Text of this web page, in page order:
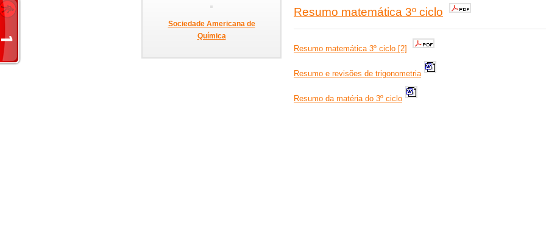
Resumo matemática 3º ciclo
Resumo matemática 3º ciclo [2]
Resumo e revisões de trigonometria
Resumo da matéria do 3º ciclo
Sociedade Americana de
Química